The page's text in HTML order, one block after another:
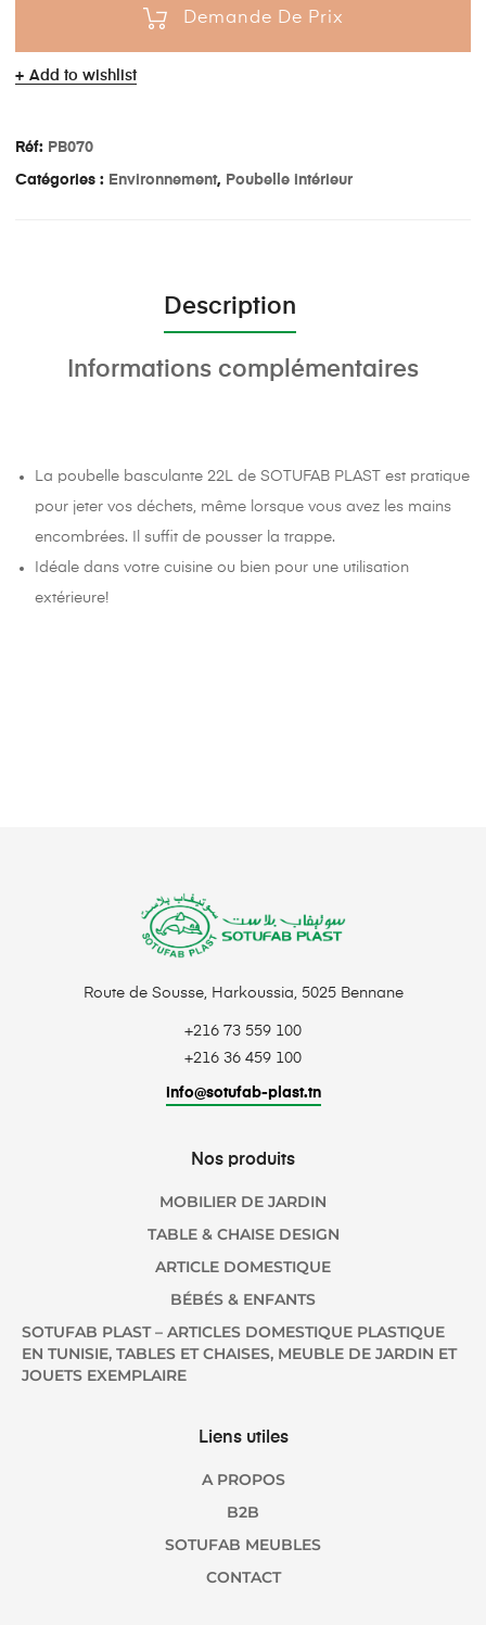
Demande De Prix
Add to wishlist
Réf: PB070
Catégories : Environnement, Poubelle intérieur
Description
Informations complémentaires
La poubelle basculante 22L de SOTUFAB PLAST est pratique
pour jeter vos déchets, même lorsque vous avez les mains
encombrées. Il suffit de pousser la trappe.
Idéale dans votre cuisine ou bien pour une utilisation
extérieure!
Route de Sousse, Harkoussia, 5025 Bennane
+216 73 559 100
+216 36 459 100
info@sotufab-plast.tn
Nos produits
MOBILIER DE JARDIN
TABLE & CHAISE DESIGN
ARTICLE DOMESTIQUE
BÉBÉS & ENFANTS
SOTUFAB PLAST – ARTICLES DOMESTIQUE PLASTIQUE
EN TUNISIE, TABLES ET CHAISES, MEUBLE DE JARDIN ET
JOUETS EXEMPLAIRE
Liens utiles
A PROPOS
B2B
SOTUFAB MEUBLES
CONTACT